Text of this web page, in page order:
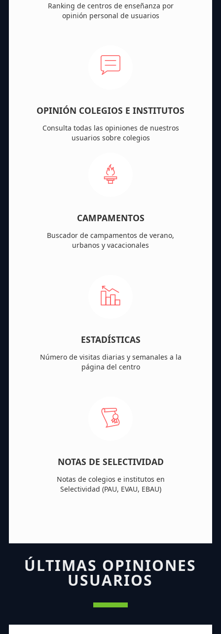
Ranking de centros de enseñanza por
opinión personal de usuarios
OPINIÓN COLEGIOS E INSTITUTOS
Consulta todas las opiniones de nuestros
usuarios sobre colegios
CAMPAMENTOS
Buscador de campamentos de verano,
urbanos y vacacionales
ESTADÍSTICAS
Número de visitas diarias y semanales a la
página del centro
NOTAS DE SELECTIVIDAD
Notas de colegios e institutos en
Selectividad (PAU, EVAU, EBAU)
ÚLTIMAS OPINIONES
USUARIOS